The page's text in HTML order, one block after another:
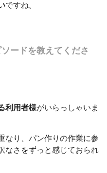
ですね。
ードを教えてくださ
利用者様がいらっしゃいま
なり、パン作りの作業に参
なさをずっと感じておられ